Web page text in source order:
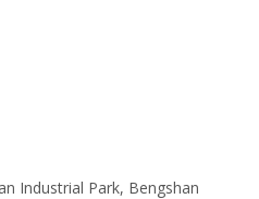
Industrial Park, Bengshan